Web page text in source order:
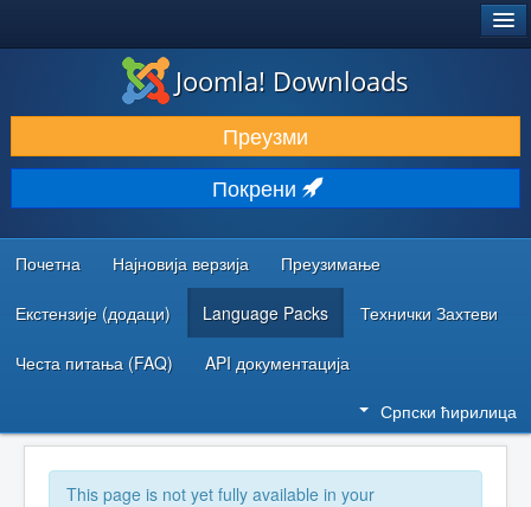
ПРЕУЗИМАЊЕ И ПРОШИРЕЊА (ЕКСТЕНЗИЈЕ)
ОТКРИЈТЕ И НАУЧИТЕ
ЗАЈЕДНИЦА И ПОДРШКА
РЕСУРСИ ЗА РАЗВОЈ
Joomla! Downloads
Преузми
Покрени
Почетна Најновија верзија Преузимање
Екстензије (додаци) Language Packs Технички Захтеви
Честа питања (FAQ) API документација
Српски ћирилица
This page is not yet fully available in your